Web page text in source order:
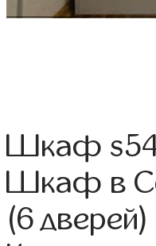
Шкаф
Шкаф в
(6 дверей)